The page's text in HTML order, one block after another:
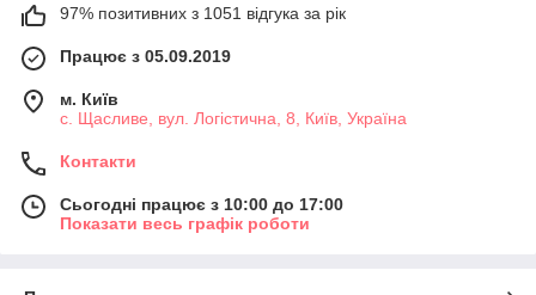
вигляд та функціональність цих елементів одягу.
магазину Losso.
Який купити плащ дощовик чоловічий
Акцент у вигляді жовтого, помаранчевого, синього чи
зробити похмурі дні набагато яскравішими. Незвичайний
вигляд мають напівпрозорі моделі. За бажанням можна
97% позитивних з 1051 відгука за рік
Працює з 05.09.2019
м. Київ
с. Щасливе, вул. Логістична, 8, Київ, Україна
Контакти
Сьогодні працює з 10:00 до 17:00
Показати весь графік роботи